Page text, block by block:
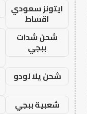
ايتونز سعودي
اقساط
شحن شدات
ببجي
شحن يلا لودو
شعبية ببجي